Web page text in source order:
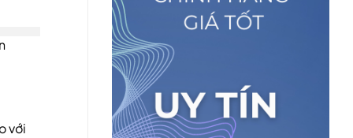
với